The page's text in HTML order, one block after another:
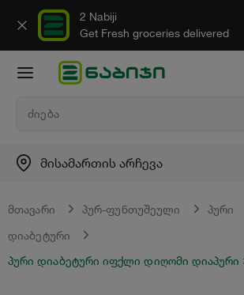
2 Nabiji
Get Fresh groceries delivered
მისამართის არჩევა
მთავარი პურ-ფუნთუშეული პური
დიაბეტური
პური დიაბეტური იფქლი დიღომი დიაპური